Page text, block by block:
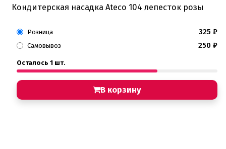
Кондитерская насадка Ateco 104 лепесток розы
Розница 325 ₽
Самовывоз 250 ₽
Осталось 1 шт.
В корзину